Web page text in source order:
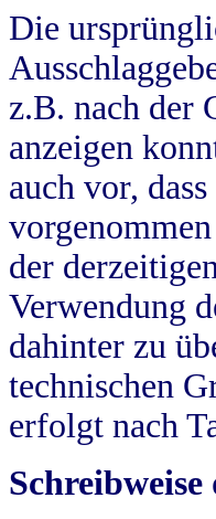
Die
z.B. nach der
anzeigen
auch vor,
der
Verwendung
dahinter zu
technischen
erfolgt nach